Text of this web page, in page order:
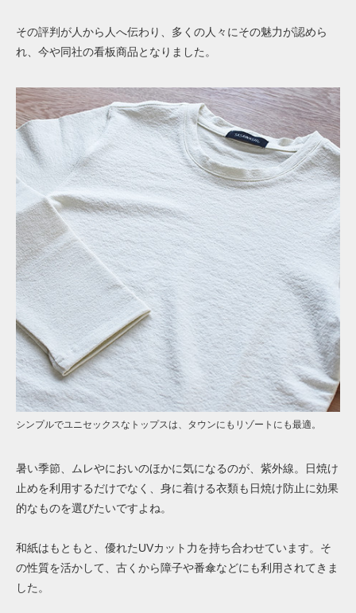
その評判が人から人へ伝わり、多くの人々にその魅力が認めら
れ、今や同社の看板商品となりました。
シンプルでユニセックスなトップスは、タウンにもリゾートにも最適。
暑い季節、ムレやにおいのほかに気になるのが、紫外線。日焼け
止めを利用するだけでなく、身に着ける衣類も日焼け防止に効果
的なものを選びたいですよね。
和紙はもともと、優れたUVカット力を持ち合わせています。そ
の性質を活かして、古くから障子や番傘などにも利用されてきま
した。